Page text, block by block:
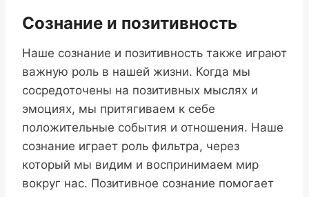
Сознание и позитивность
Наше сознание и позитивность также играют
важную роль в нашей жизни. Когда мы
сосредоточены на позитивных мыслях и
эмоциях, мы притягиваем к себе
положительные события и отношения. Наше
сознание играет роль фильтра, через
который мы видим и воспринимаем мир
вокруг нас. Позитивное сознание помогает